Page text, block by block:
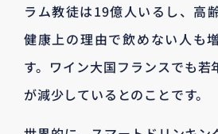
ラム教徒は19億人いるし、高
健康上の理由で飲めない人も
す。ワイン大国フランスでも若
が減少しているとのことです。